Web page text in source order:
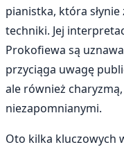
pianistka, która
techniki. Jej
Prokofiewa są
przyciąga uwagę
ale również
niezapomnianymi.
Oto kilka kluczowych